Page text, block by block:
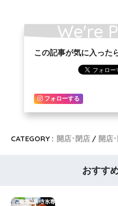
We're
この記事が気に入った
フォローする
CATEGORY : 開店･閉店 開店
おすす